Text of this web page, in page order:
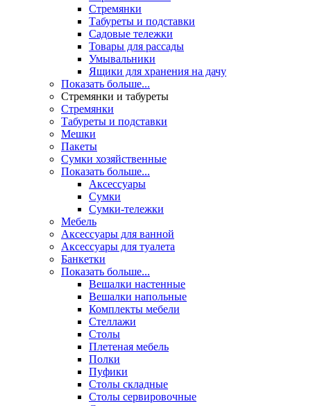
Стремянки
Табуреты и подставки
Садовые тележки
Товары для рассады
Умывальники
Ящики для хранения на дачу
Показать больше...
Стремянки и табуреты
Стремянки
Табуреты и подставки
Мешки
Пакеты
Сумки хозяйственные
Показать больше...
Аксессуары
Сумки
Сумки-тележки
Мебель
Аксессуары для ванной
Аксессуары для туалета
Банкетки
Показать больше...
Вешалки настенные
Вешалки напольные
Комплекты мебели
Стеллажи
Столы
Плетеная мебель
Полки
Пуфики
Столы складные
Столы сервировочные